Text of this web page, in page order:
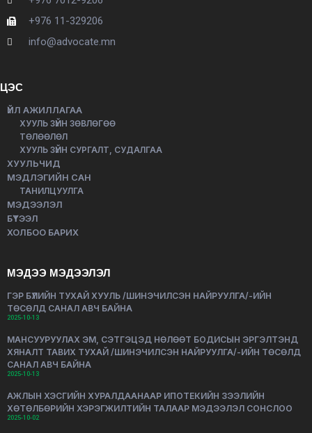
+976 11-329206
info@advocate.mn
ЦЭС
ҮЙЛ АЖИЛЛАГАА
ХУУЛЬ ЗҮЙН ЗӨВЛӨГӨӨ
ТӨЛӨӨЛӨЛ
ХУУЛЬ ЗҮЙН СУРГАЛТ, СУДАЛГАА
ХУУЛЬЧИД
МЭДЛЭГИЙН САН
ТАНИЛЦУУЛГА
МЭДЭЭЛЭЛ
БҮТЭЭЛ
ХОЛБОО БАРИХ
МЭДЭЭ МЭДЭЭЛЭЛ
ГЭР БҮЛИЙН ТУХАЙ ХУУЛЬ /ШИНЭЧИЛСЭН НАЙРУУЛГА/-ИЙН
ТӨСӨЛД САНАЛ АВЧ БАЙНА
2025-10-13
МАНСУУРУУЛАХ ЭМ, СЭТГЭЦЭД НӨЛӨӨТ БОДИСЫН ЭРГЭЛТЭНД
ХЯНАЛТ ТАВИХ ТУХАЙ /ШИНЭЧИЛСЭН НАЙРУУЛГА/-ИЙН ТӨСӨЛД
САНАЛ АВЧ БАЙНА
2025-10-13
АЖЛЫН ХЭСГИЙН ХУРАЛДААНААР ИПОТЕКИЙН ЗЭЭЛИЙН
ХӨТӨЛБӨРИЙН ХЭРЭГЖИЛТИЙН ТАЛААР МЭДЭЭЛЭЛ СОНСЛОО
2025-10-02